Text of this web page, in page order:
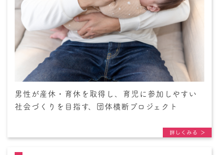
男性が産休・育休を取得し、育児に参加しやすい
社会づくりを目指す、団体横断プロジェクト